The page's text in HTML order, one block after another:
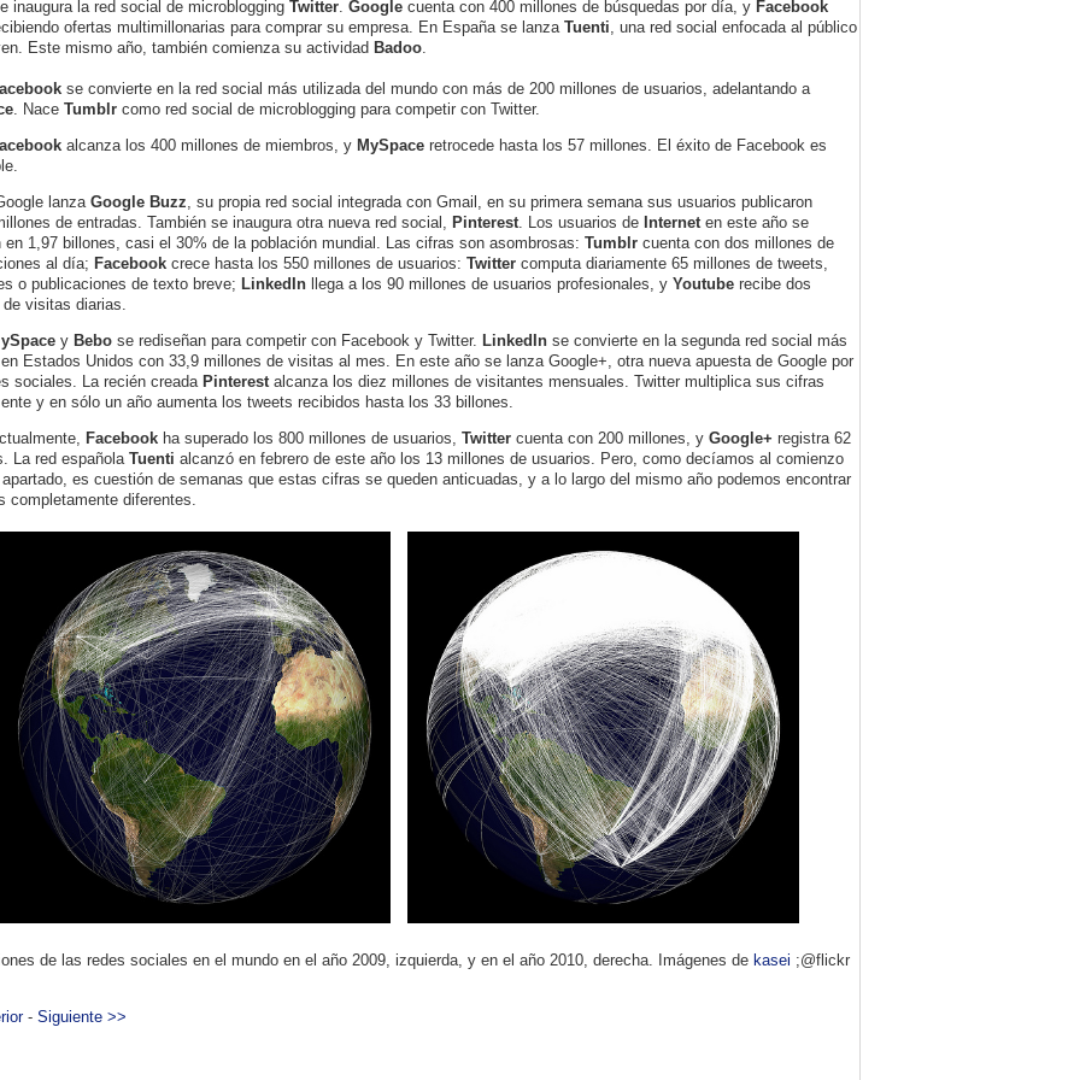
inaugura la red social de microblogging Twitter. Google cuenta con 400 millones de búsquedas por día, y Facebook
ofertas multimillonarias para comprar su empresa. En España se lanza Tuenti, una red social enfocada al público
Este mismo año, también comienza su actividad Badoo.
se convierte en la red social más utilizada del mundo con más de 200 millones de usuarios, adelantando a
. Nace Tumblr como red social de microblogging para competir con Twitter.
alcanza los 400 millones de miembros, y MySpace retrocede hasta los 57 millones. El éxito de Facebook es
lanza Google Buzz, su propia red social integrada con Gmail, en su primera semana sus usuarios publicaron
de entradas. También se inaugura otra nueva red social, Pinterest. Los usuarios de Internet en este año se
en 1,97 billones, casi el 30% de la población mundial. Las cifras son asombrosas: Tumblr cuenta con dos millones de
al día; Facebook crece hasta los 550 millones de usuarios: Twitter computa diariamente 65 millones de tweets,
o publicaciones de texto breve; LinkedIn llega a los 90 millones de usuarios profesionales, y Youtube recibe dos
de visitas diarias.
y Bebo se rediseñan para competir con Facebook y Twitter. LinkedIn se convierte en la segunda red social más
Estados Unidos con 33,9 millones de visitas al mes. En este año se lanza Google+, otra nueva apuesta de Google por
sociales. La recién creada Pinterest alcanza los diez millones de visitantes mensuales. Twitter multiplica sus cifras
y en sólo un año aumenta los tweets recibidos hasta los 33 billones.
Facebook ha superado los 800 millones de usuarios, Twitter cuenta con 200 millones, y Google+ registra 62
La red española Tuenti alcanzó en febrero de este año los 13 millones de usuarios. Pero, como decíamos al comienzo
es cuestión de semanas que estas cifras se queden anticuadas, y a lo largo del mismo año podemos encontrar
completamente diferentes.
de las redes sociales en el mundo en el año 2009, izquierda, y en el año 2010, derecha. Imágenes de kasei ;@flickr
- Siguiente >>